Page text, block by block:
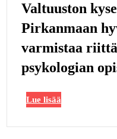
Valtuuston
Pirkanmaan
varmistaa
psykologian
Lue lisää